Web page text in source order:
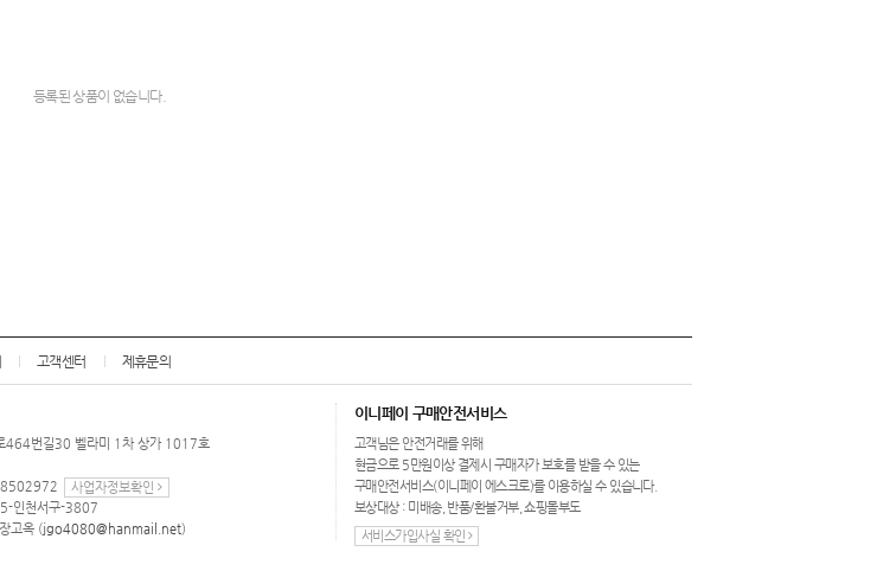
등록된 상품이 없습니다.
고객센터 제휴문의
464번길30 벨라미 1차 상가 1017호
사업자정보확인
인천서구-3807
고옥 (jgo4080@hanmail.net)
이니페이 구매안전서비스
고객님은 안전거래를 위해
현금으로 5만원이상 결제시 구매자가 보호를 받을 수 있는
구매안전서비스(이니페이 에스크로)를 이용하실 수 있습니다.
보상대상 : 미배송, 반품/환불거부, 쇼핑몰부도
서비스가입사실 확인